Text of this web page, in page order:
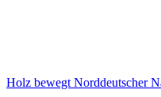
Holz bewegt Norddeutscher